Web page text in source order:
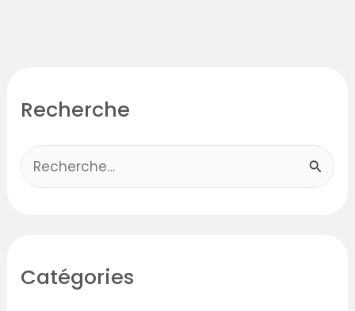
Recherche
R
e
Catégories